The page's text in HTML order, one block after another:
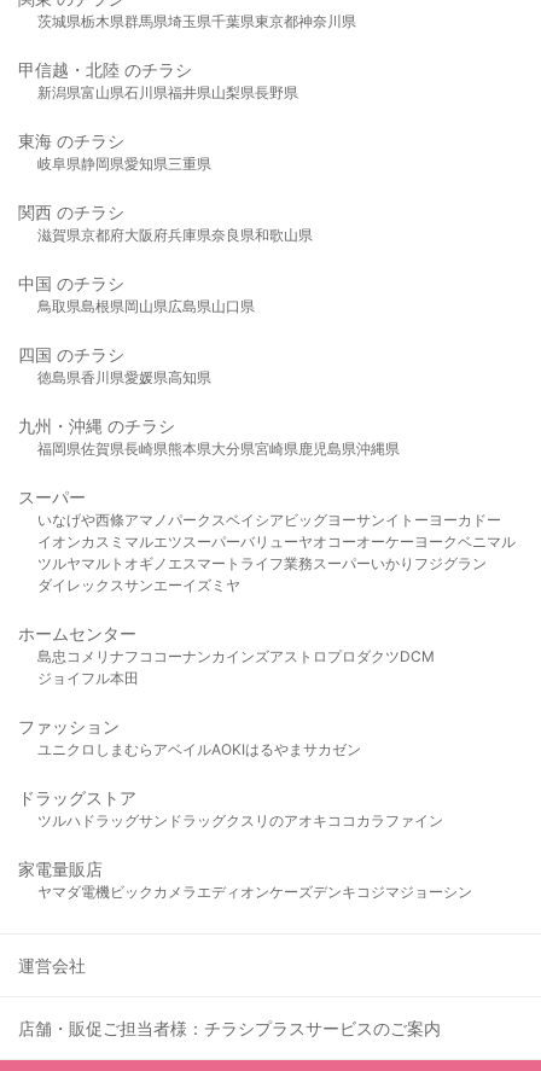
茨城県栃木県群馬県埼玉県千葉県東京都神奈川県
甲信越・北陸 のチラシ
新潟県富山県石川県福井県山梨県長野県
東海 のチラシ
岐阜県静岡県愛知県三重県
関西 のチラシ
滋賀県京都府大阪府兵庫県奈良県和歌山県
中国 のチラシ
鳥取県島根県岡山県広島県山口県
四国 のチラシ
徳島県香川県愛媛県高知県
九州・沖縄 のチラシ
福岡県佐賀県長崎県熊本県大分県宮崎県鹿児島県沖縄県
スーパー
いなげや西條アマノパークスベイシア ビッグヨーサンイトーヨーカドー
イオンカスミ マルエツスーパーバリューヤオコーオーケー ヨークベニマル
ツルヤマルト オギノ エスマート ライフ業務スーパーいかり フジグラン
ダイレックスサンエーイズミヤ
ホームセンター
島忠 コメリ ナフコ コーナンカインズアストロプロダクツDCM
ジョイフル本田
ファッション
ユニクロ しまむら アベイルAOKIはるやま サカゼン
ドラッグストア
ツルハドラッグサンドラッグクスリのアオキ ココカラファイン
家電量販店
ヤマダ電機ビックカメラ エディオンケーズデンキ コジマジョーシン
運営会社
店舗・販促ご担当者様：チラシプラスサービスのご案内